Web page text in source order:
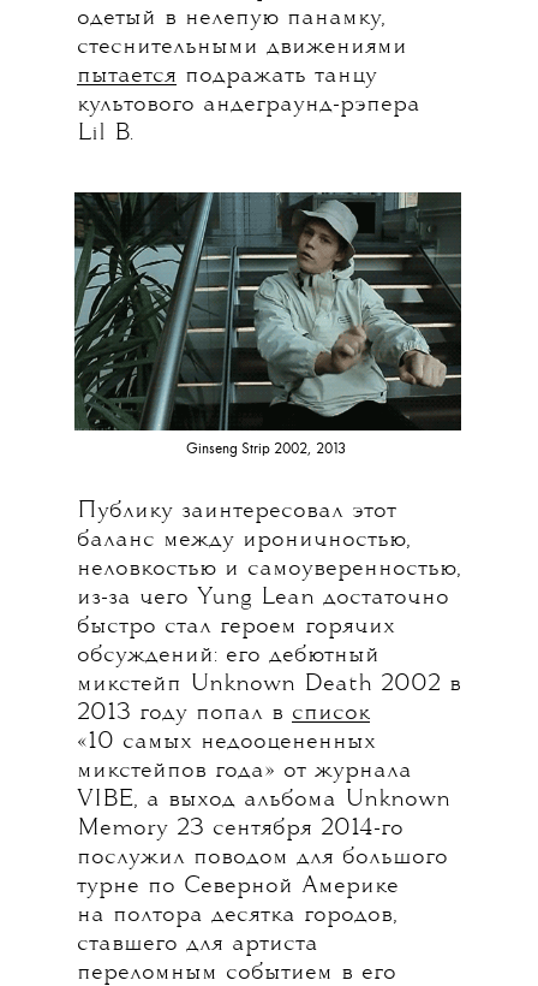
одетый в нелепую панамку,
стеснительными движениями
пытается подражать танцу
культового андеграунд-рэпера
Lil B.
Ginseng Strip 2002, 2013
Публику заинтересовал этот
баланс между ироничностью,
неловкостью и самоуверенностью,
из-за чего Yung Lean достаточно
быстро стал героем горячих
обсуждений: его дебютный
микстейп Unknown Death 2002 в
2013 году попал в список
«10 самых недооцененных
микстейпов года» от журнала
VIBE, а выход альбома Unknown
Memory 23 сентября 2014-го
послужил поводом для большого
турне по Северной Америке
на полтора десятка городов,
ставшего для артиста
переломным событием в его